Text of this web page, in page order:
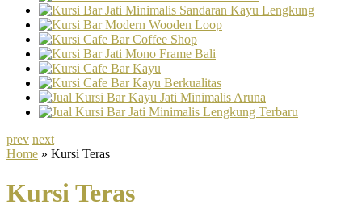
prev next
Home » Kursi Teras
Kursi Teras